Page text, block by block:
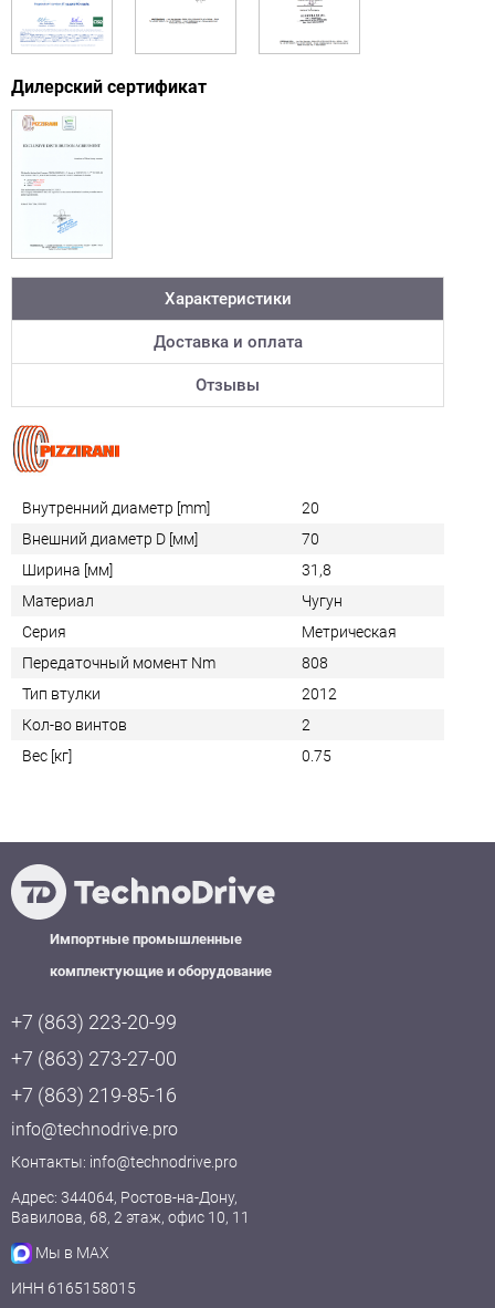
Дилерский сертификат
Характеристики
Доставка и оплата
Отзывы
Внутренний диаметр [mm]
20
Внешний диаметр D [мм]
70
Ширина [мм]
31,8
Материал
Чугун
Серия
Метрическая
Передаточный момент Nm
808
Тип втулки
2012
Кол-во винтов
2
Вес [кг]
0.75
Импортные промышленные
комплектующие и оборудование
+7 (863) 223-20-99
+7 (863) 273-27-00
+7 (863) 219-85-16
info@technodrive.pro
Контакты: info@technodrive.pro
Адрес: 344064, Ростов-на-Дону,
Вавилова, 68, 2 этаж, офис 10, 11
Мы в MAX
ИНН 6165158015